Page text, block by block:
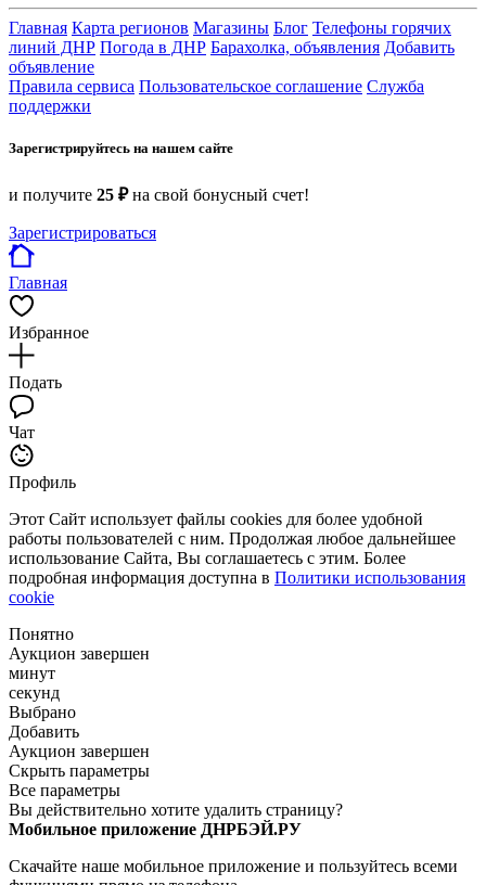
Главная Карта регионов Магазины Блог Телефоны горячих
линий ДНР Погода в ДНР Барахолка, объявления Добавить
объявление
Правила сервиса Пользовательское соглашение Служба
поддержки
Зарегистрируйтесь на нашем сайте
и получите 25 ₽на свой бонусный счет!
Зарегистрироваться
Главная
Избранное
Подать
Чат
Профиль
Этот Сайт использует файлы cookies для более удобной
работы пользователей с ним. Продолжая любое дальнейшее
использование Сайта, Вы соглашаетесь с этим. Более
подробная информация доступна в Политики использования
cookie
Понятно
Аукцион завершен
минут
секунд
Выбрано
Добавить
Аукцион завершен
Скрыть параметры
Все параметры
Вы действительно хотите удалить страницу?
Мобильное приложение ДНРБЭЙ.РУ
Скачайте наше мобильное приложение и пользуйтесь всеми